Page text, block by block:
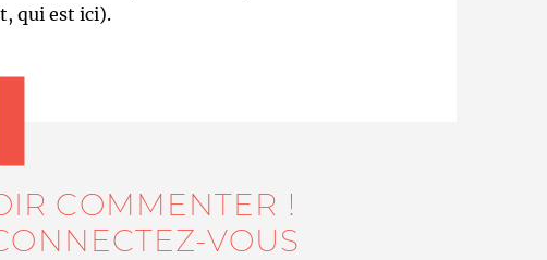
qui est ici).
COMMENTER !
VOUS